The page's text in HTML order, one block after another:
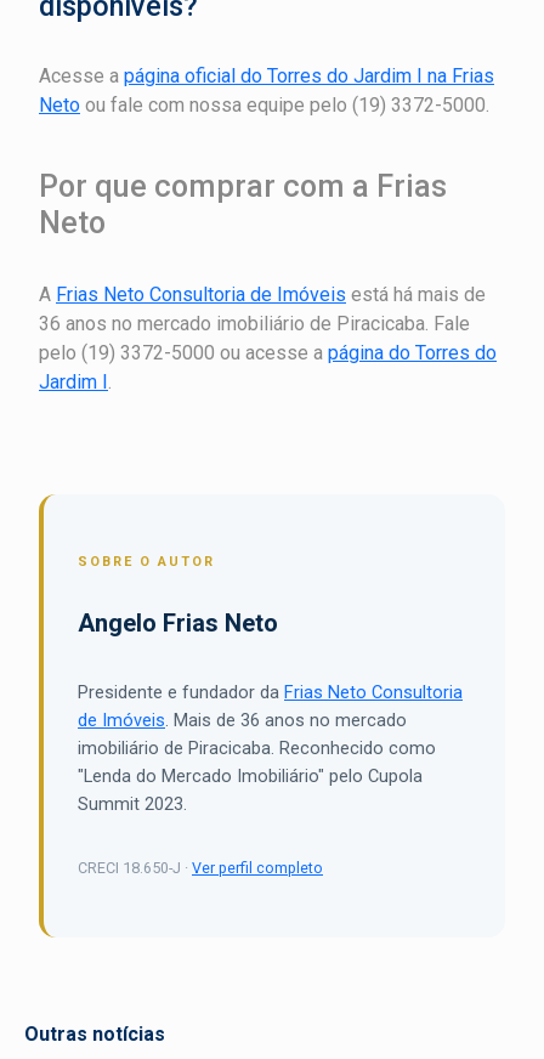
Outras notícias
Acesse a página oficial do Torres do Jardim I na Frias
Neto ou fale com nossa equipe pelo (19) 3372-5000.
Por que comprar com a Frias
Neto
A Frias Neto Consultoria de Imóveis está há mais de
36 anos no mercado imobiliário de Piracicaba. Fale
pelo (19) 3372-5000 ou acesse a página do Torres do
Jardim I.
SOBRE O AUTOR
Angelo Frias Neto
Presidente e fundador da Frias Neto Consultoria
de Imóveis. Mais de 36 anos no mercado
imobiliário de Piracicaba. Reconhecido como
"Lenda do Mercado Imobiliário" pelo Cupola
Summit 2023.
CRECI 18.650-J · Ver perfil completo